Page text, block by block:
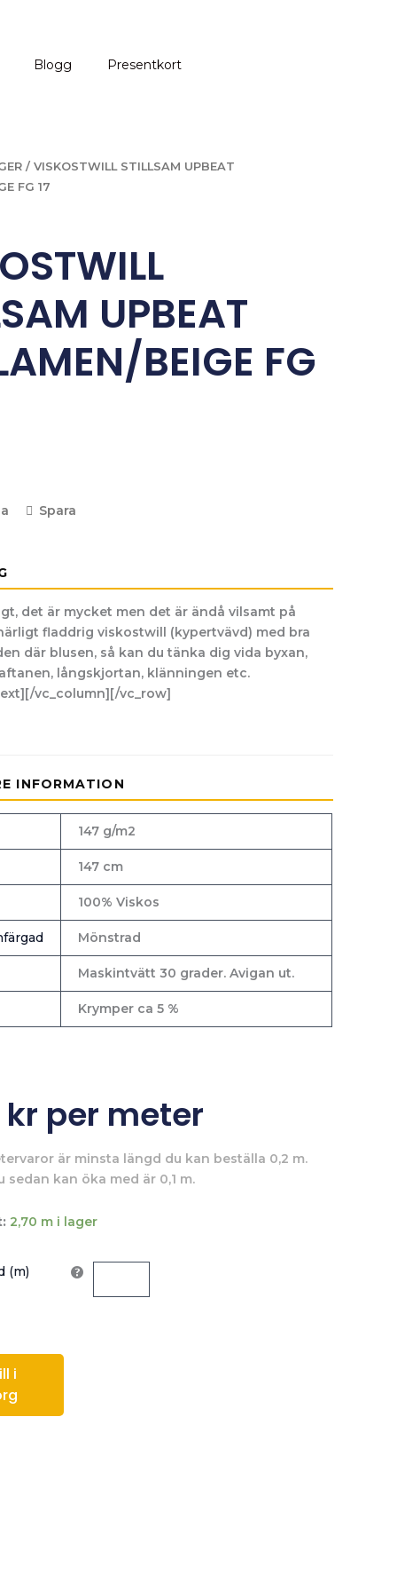
Blogg Presentkort
/ VISKOSTWILL STILLSAM UPBEAT
FG 17
UPBEAT
BEIGE FG
Spara
det är mycket men det är ändå vilsamt på
fladdrig viskostwill (kypertvävd) med bra
där blusen, så kan du tänka dig vida byxan,
långskjortan, klänningen etc.
vc_column][/vc_row]
INFORMATION
147 g/m2
147 cm
100% Viskos
Mönstrad
Maskintvätt 30 grader. Avigan ut.
Krymper ca 5 %
kr per meter
är minsta längd du kan beställa 0,2 m.
sedan kan öka med är 0,1 m.
2,70 m i lager
(m)
i